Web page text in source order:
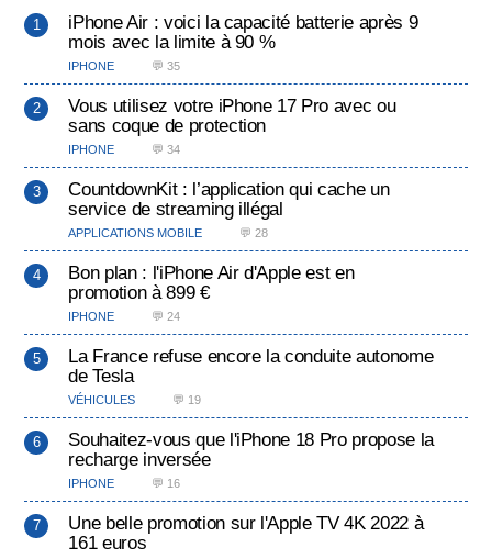
iPhone Air : voici la capacité batterie après 9
mois avec la limite à 90 %
IPHONE 💬 35
Vous utilisez votre iPhone 17 Pro avec ou
sans coque de protection
IPHONE 💬 34
CountdownKit : l’application qui cache un
service de streaming illégal
APPLICATIONS MOBILE 💬 28
Bon plan : l'iPhone Air d'Apple est en
promotion à 899 €
IPHONE 💬 24
La France refuse encore la conduite autonome
de Tesla
VÉHICULES 💬 19
Souhaitez-vous que l'iPhone 18 Pro propose la
recharge inversée
IPHONE 💬 16
Une belle promotion sur l'Apple TV 4K 2022 à
161 euros